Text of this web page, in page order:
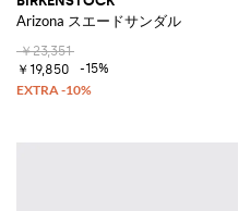
Arizona スエードサンダル
￥23,351
￥19,850
-15%